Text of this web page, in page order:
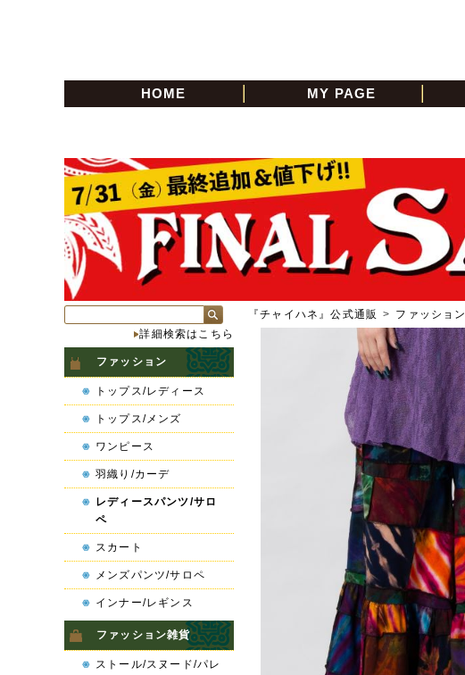
HOME MY PAGE
『チャイハネ』公式通販 > ファッション
詳細検索はこちら
ファッション
トップス/レディース
トップス/メンズ
ワンピース
羽織り/カーデ
レディースパンツ/サロ
ペ
スカート
メンズパンツ/サロペ
インナー/レギンス
ファッション雑貨
ストール/スヌード/パレ